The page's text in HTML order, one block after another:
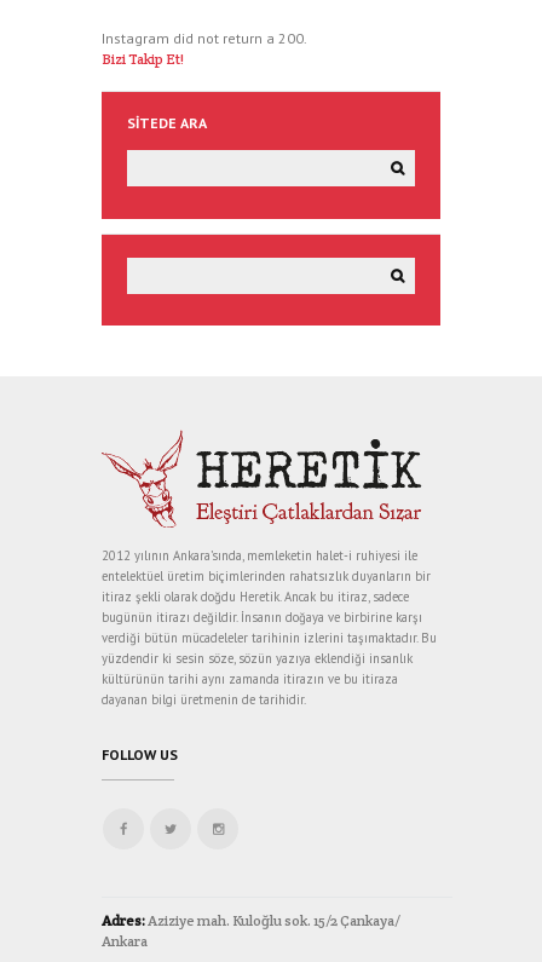
Instagram did not return a 200.
Bizi Takip Et!
SITEDE ARA
2012 yılının Ankara’sında, memleketin halet-i ruhiyesi ile
entelektüel üretim biçimlerinden rahatsızlık duyanların bir
itiraz şekli olarak doğdu Heretik. Ancak bu itiraz, sadece
bugünün itirazı değildir. İnsanın doğaya ve birbirine karşı
verdiği bütün mücadeleler tarihinin izlerini taşımaktadır. Bu
yüzdendir ki sesin söze, sözün yazıya eklendiği insanlık
kültürünün tarihi aynı zamanda itirazın ve bu itiraza
dayanan bilgi üretmenin de tarihidir.
FOLLOW US
Adres:Aziziye mah. Kuloğlu sok. 15/2 Çankaya/
Ankara